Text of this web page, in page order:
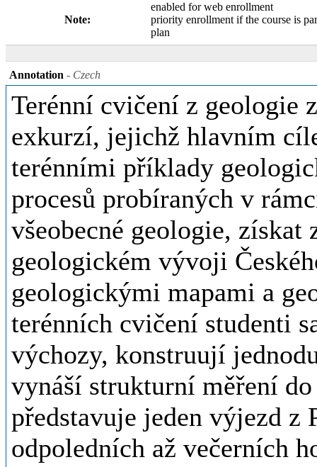
Note:
enabled for web enrollment
priority enrollment if the course is
plan
Annotation - Czech
Terénní cvičení z geologie
exkurzí, jejichž hlavním
terénními příklady
procesů probíraných v
všeobecné geologie, získat
geologickém vývoji
geologickými mapami a
terénních cvičení studenti
výchozy, konstruují
vynáší strukturní měření
představuje jeden výjezd z
odpoledních až večerních